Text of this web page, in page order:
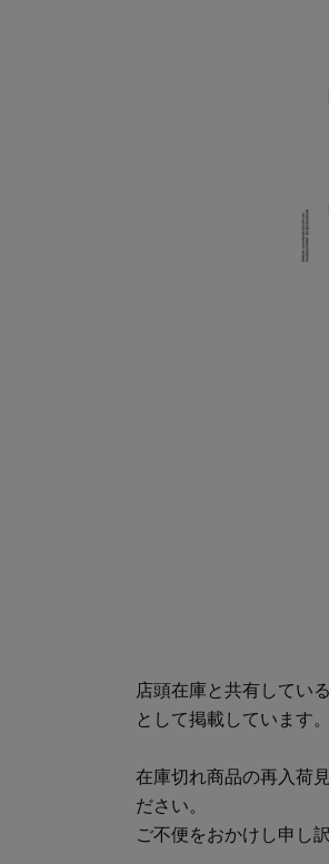
店頭在庫と共有してい
として掲載しています。
在庫切れ商品の再入荷
ださい。
ご不便をおかけし申し